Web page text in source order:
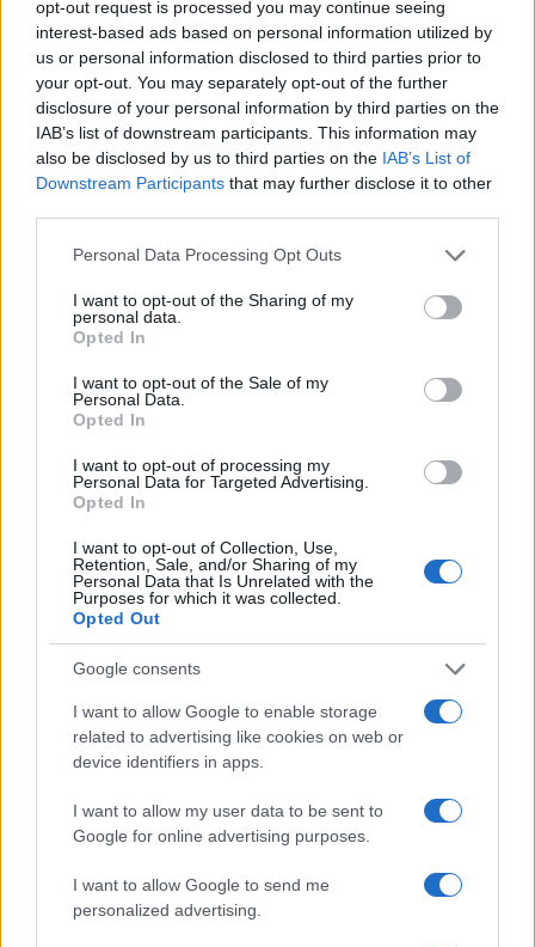
opt-out request is processed you may continue seeing
interest-based ads based on personal information utilized by
us or personal information disclosed to third parties prior to
your opt-out. You may separately opt-out of the further
disclosure of your personal information by third parties on the
IAB’s list of downstream participants. This information may
also be disclosed by us to third parties on the IAB’s List of
Downstream Participants that may further disclose it to other
Please note that this website/app uses one or more Google
not limited to your visit or usage behaviour. You may click to
grant or deny consent to Google and its third-party tags to
use your data for below specified purposes in below Google
consent section.
Personal Data Processing Opt Outs
I want to opt-out of the Sharing of my
personal data.
Opted In
I want to opt-out of the Sale of my
Personal Data.
Opted In
I want to opt-out of processing my
Personal Data for Targeted Advertising.
Opted In
I want to opt-out of Collection, Use,
Retention, Sale, and/or Sharing of my
Personal Data that Is Unrelated with the
Purposes for which it was collected.
Opted Out
Google consents
I want to allow Google to enable storage
related to advertising like cookies on web or
device identifiers in apps.
I want to allow my user data to be sent to
Google for online advertising purposes.
I want to allow Google to send me
personalized advertising.
por su labor en la preservación de
la cultura tradicional mallorquina
5 julio, 2026
Pubblicato in:Cultura
Técnicas narrativas para crónicas
que trascienden el tiempo
5 julio, 2026
Pubblicato in:Crónica
Prime Day y ahorrar dinero
5 julio, 2026
Mundial 2026: el arbitraje español y
4 julio, 2026
Pubblicato in:Deportes
España avanza a octavos en el
Mundial 2026 con una goleada a
Austria
4 julio, 2026
Pubblicato in:Deportes
Disco: análisis de su impacto
social, innovación sonora y estética
4 julio, 2026
Guía definitiva para elegir entre
4 julio, 2026
Pubblicato in:Automovil